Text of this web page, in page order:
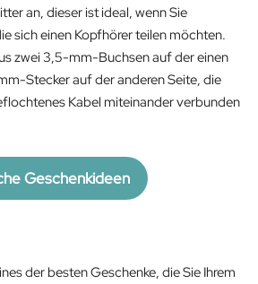
an, dieser ist ideal, wenn Sie
sich einen Kopfhörer teilen möchten.
zwei 3,5-mm-Buchsen auf der einen
Stecker auf der anderen Seite, die
Kabel miteinander verbunden
Geschenkideen
der besten Geschenke, die Sie Ihrem